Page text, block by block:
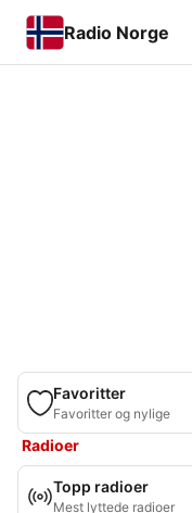
Radio Norge
Favoritter
Favoritter og nylige
Radioer
Topp radioer
Mest lyttede radioer